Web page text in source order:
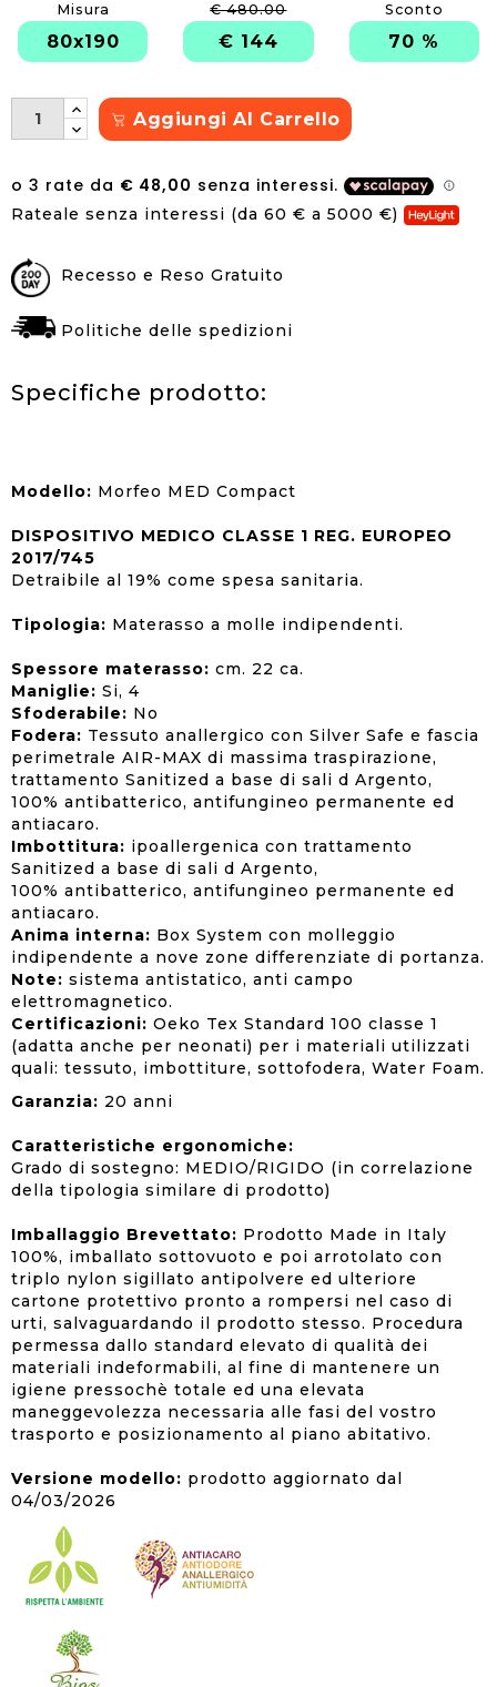
Misura
80x190
€ 480.00
€ 144
Sconto
70 %
Aggiungi Al Carrello
Rateale senza interessi (da 60 € a 5000 €)
Recesso e Reso Gratuito
Politiche delle spedizioni
Specifiche prodotto:
Modello: Morfeo MED Compact
DISPOSITIVO MEDICO CLASSE 1 REG. EUROPEO
2017/745
Detraibile al 19% come spesa sanitaria.
Tipologia: Materasso a molle indipendenti.
Spessore materasso: cm. 22 ca.
Maniglie: Si, 4
Sfoderabile: No
Fodera: Tessuto anallergico con Silver Safe e fascia
perimetrale AIR-MAX di massima traspirazione,
trattamento Sanitized a base di sali d Argento,
100% antibatterico, antifungineo permanente ed
antiacaro.
Imbottitura: ipoallergenica con trattamento
Sanitized a base di sali d Argento,
100% antibatterico, antifungineo permanente ed
antiacaro.
Anima interna: Box System con molleggio
indipendente a nove zone differenziate di portanza.
Note: sistema antistatico, anti campo
elettromagnetico.
Certificazioni: Oeko Tex Standard 100 classe 1
(adatta anche per neonati) per i materiali utilizzati
quali: tessuto, imbottiture, sottofodera, Water Foam.
Garanzia: 20 anni
Caratteristiche ergonomiche:
Grado di sostegno: MEDIO/RIGIDO (in correlazione
della tipologia similare di prodotto)
Imballaggio Brevettato: Prodotto Made in Italy
100%, imballato sottovuoto e poi arrotolato con
triplo nylon sigillato antipolvere ed ulteriore
cartone protettivo pronto a rompersi nel caso di
urti, salvaguardando il prodotto stesso. Procedura
permessa dallo standard elevato di qualità dei
materiali indeformabili, al fine di mantenere un
igiene pressochè totale ed una elevata
maneggevolezza necessaria alle fasi del vostro
trasporto e posizionamento al piano abitativo.
Versione modello: prodotto aggiornato dal
04/03/2026